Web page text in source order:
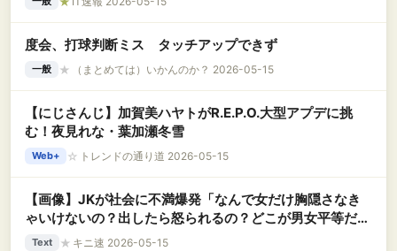
度会、打球判断ミス タッチアップできず
一般 ★ （まとめては）いかんのか？ 2026-05-15
【にじさんじ】加賀美ハヤトがR.E.P.O.大型アプデに挑
む！夜見れな・葉加瀬冬雪
Web+ ☆ トレンドの通り道 2026-05-15
【画像】JKが社会に不満爆発「なんで女だけ胸隠さなき
ゃいけないの？出したら怒られるの？どこが男女平等だ
よ！」
Text ★ キニ速 2026-05-15